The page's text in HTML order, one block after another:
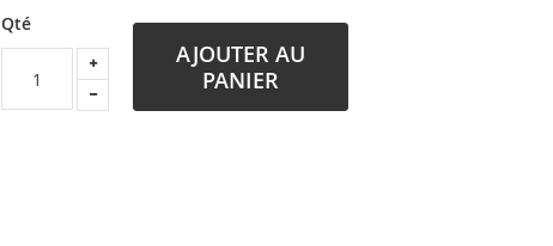
Qté
AJOUTER AU
PANIER